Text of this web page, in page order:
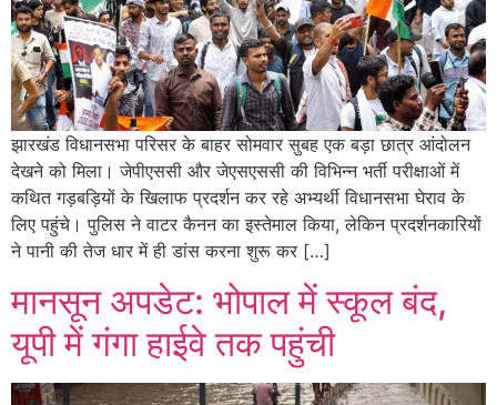
झारखंड विधानसभा परिसर के बाहर सोमवार सुबह एक बड़ा छात्र आंदोलन
देखने को मिला। जेपीएससी और जेएसएससी की विभिन्न भर्ती परीक्षाओं में
कथित गड़बड़ियों के खिलाफ प्रदर्शन कर रहे अभ्यर्थी विधानसभा घेराव के
लिए पहुंचे। पुलिस ने वाटर कैनन का इस्तेमाल किया, लेकिन प्रदर्शनकारियों
ने पानी की तेज धार में ही डांस करना शुरू कर […]
मानसून अपडेट: भोपाल में स्कूल बंद,
यूपी में गंगा हाईवे तक पहुंची